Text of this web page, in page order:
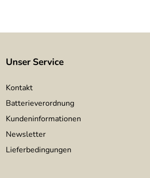
Unser Service
Kontakt
Batterieverordnung
Kundeninformationen
Newsletter
Lieferbedingungen